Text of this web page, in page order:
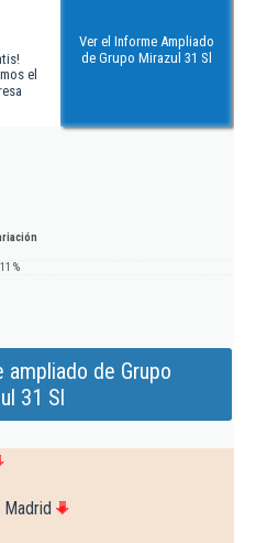
el
Ver el Informe Ampliado
de Grupo Mirazul 31 Sl
%
de Grupo
31 Sl